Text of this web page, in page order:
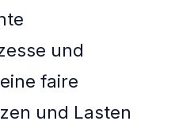
und
faire
und Lasten